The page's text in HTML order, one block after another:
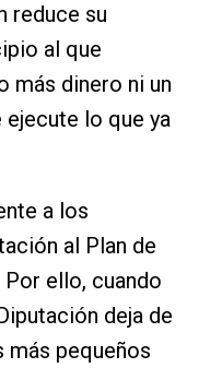
reduce su
al que
más dinero ni un
lo que ya
a los
al Plan de
ello, cuando
deja de
pequeños